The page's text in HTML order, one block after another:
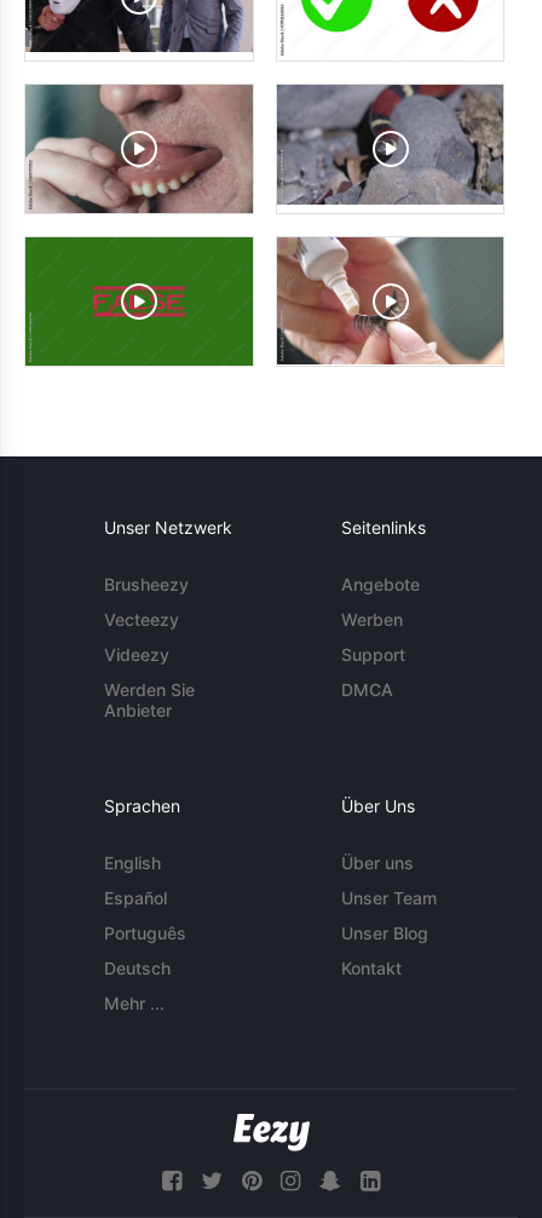
Unser Netzwerk
Brusheezy
Vecteezy
Videezy
Werden Sie
Anbieter
Seitenlinks
Angebote
Werben
Support
DMCA
Sprachen
English
Español
Português
Deutsch
Mehr ...
Über Uns
Über uns
Unser Team
Unser Blog
Kontakt